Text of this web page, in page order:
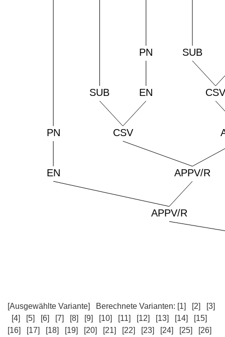
[Ausgewählte Variante] Berechnete Varianten: [1] [2]
[3]
[4]
[5] [6] [7] [8] [9] [10] [11] [12] [13] [14]
[15]
[16]
[17] [18] [19] [20] [21] [22] [23] [24] [25]
[26]